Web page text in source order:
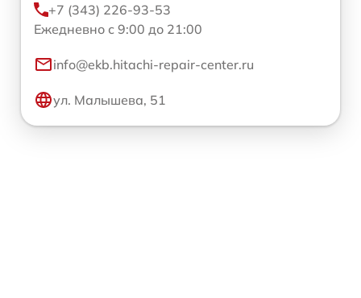
+7 (343) 226-93-53
Ежедневно с 9:00 до 21:00
info@ekb.hitachi-repair-center.ru
ул. Малышева, 51